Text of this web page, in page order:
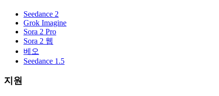
Seedance 2
Grok Imagine
Sora 2 Pro
Sora 2 웹
베오
Seedance 1.5
지원